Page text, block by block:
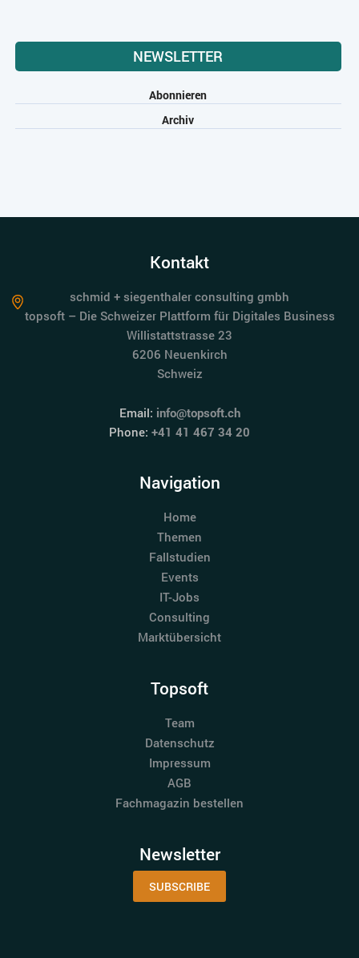
NEWSLETTER
Abonnieren
Archiv
Kontakt
schmid + siegenthaler consulting gmbh
topsoft – Die Schweizer Plattform für Digitales Business
Willistattstrasse 23
6206 Neuenkirch
Schweiz
Email: info@topsoft.ch
Phone: +41 41 467 34 20
Navigation
Home
Themen
Fallstudien
Events
IT-Jobs
Consulting
Marktübersicht
Topsoft
Team
Datenschutz
Impressum
AGB
Fachmagazin bestellen
Newsletter
SUBSCRIBE